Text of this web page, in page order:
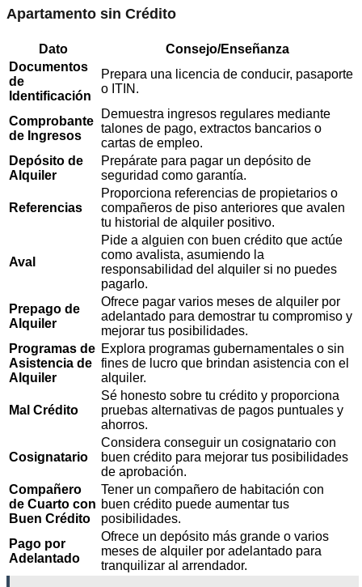
Apartamento sin Crédito
Dato
Consejo/Enseñanza
Documentos
de
Identificación
Prepara una licencia de conducir, pasaporte
o ITIN.
Comprobante
de Ingresos
Demuestra ingresos regulares mediante
talones de pago, extractos bancarios o
cartas de empleo.
Depósito de
Alquiler
Prepárate para pagar un depósito de
seguridad como garantía.
Referencias
Proporciona referencias de propietarios o
compañeros de piso anteriores que avalen
tu historial de alquiler positivo.
Aval
Pide a alguien con buen crédito que actúe
como avalista, asumiendo la
responsabilidad del alquiler si no puedes
pagarlo.
Prepago de
Alquiler
Ofrece pagar varios meses de alquiler por
adelantado para demostrar tu compromiso y
mejorar tus posibilidades.
Programas de
Asistencia de
Alquiler
Explora programas gubernamentales o sin
fines de lucro que brindan asistencia con el
alquiler.
Mal Crédito
Sé honesto sobre tu crédito y proporciona
pruebas alternativas de pagos puntuales y
ahorros.
Cosignatario
Considera conseguir un cosignatario con
buen crédito para mejorar tus posibilidades
de aprobación.
Compañero
de Cuarto con
Buen Crédito
Tener un compañero de habitación con
buen crédito puede aumentar tus
posibilidades.
Pago por
Adelantado
Ofrece un depósito más grande o varios
meses de alquiler por adelantado para
tranquilizar al arrendador.